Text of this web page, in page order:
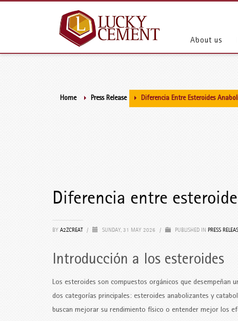
About us
Home Press Release Diferencia Entre Esteroides
Diferencia entre
BY A2ZCREAT / SUNDAY, 31 MAY 2026 / PUBLISHED IN PRESS
Introducción a los esteroides
Los esteroides son compuestos orgánicos que desempeñan
dos categorías principales: esteroides anabolizantes y
buscan mejorar su rendimiento físico o entender mejor los